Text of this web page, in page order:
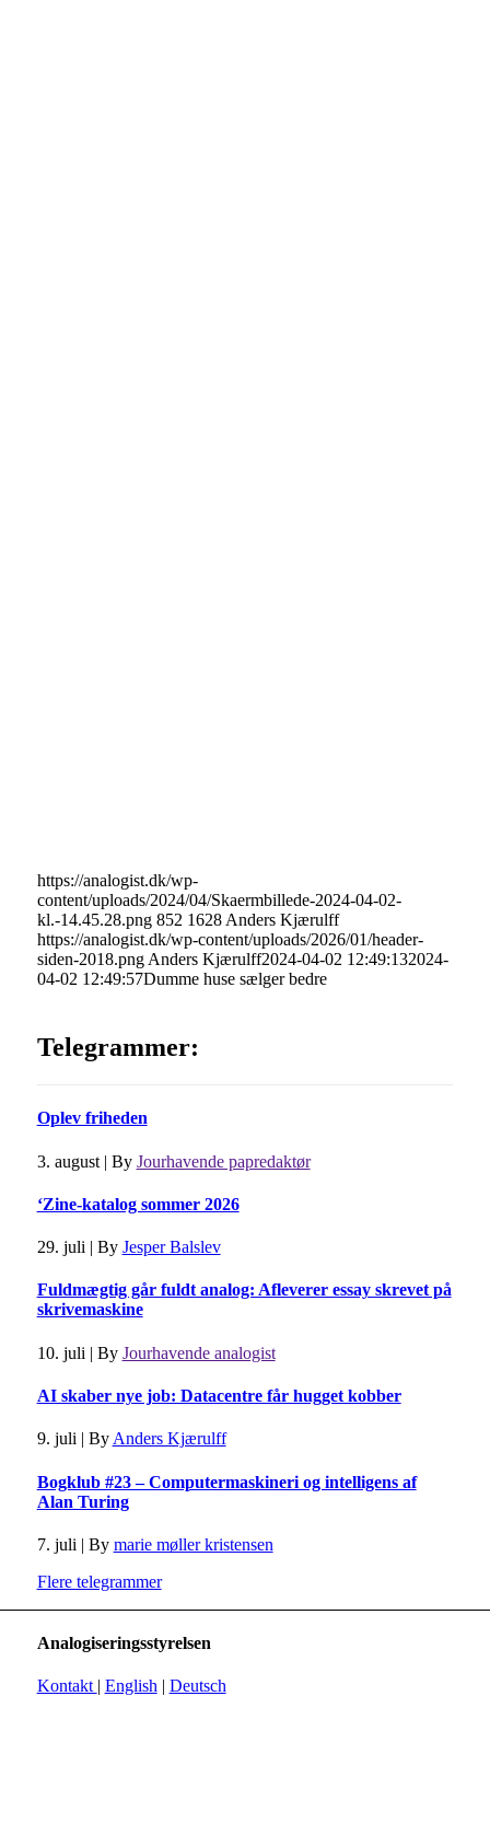
https://analogist.dk/wp-
content/uploads/2024/04/Skaermbillede-2024-04-02-
kl.-14.45.28.png 852 1628 Anders Kjærulff
https://analogist.dk/wp-content/uploads/2026/01/header-
siden-2018.png Anders Kjærulff2024-04-02 12:49:132024-
04-02 12:49:57Dumme huse sælger bedre
Telegrammer:
Oplev friheden
3. august | By Jourhavende papredaktør
‘Zine-katalog sommer 2026
29. juli | By Jesper Balslev
Fuldmægtig går fuldt analog: Afleverer essay skrevet på
skrivemaskine
10. juli | By Jourhavende analogist
AI skaber nye job: Datacentre får hugget kobber
9. juli | By Anders Kjærulff
Bogklub #23 – Computermaskineri og intelligens af
Alan Turing
7. juli | By marie møller kristensen
Flere telegrammer
Analogiseringsstyrelsen
Kontakt | English | Deutsch